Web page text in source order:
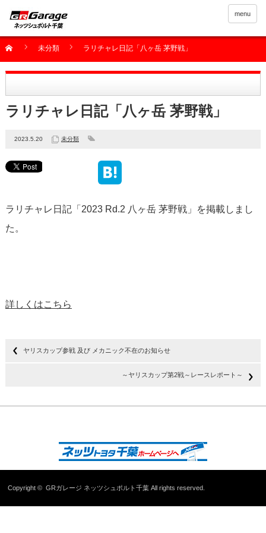
menu
未分類 ラリチャレ日記「八ヶ岳 茅野戦」
ラリチャレ日記「八ヶ岳 茅野戦」
2023.5.20 未分類
ラリチャレ日記「2023 Rd.2 八ヶ岳 茅野戦」を掲載しまし
た。
詳しくはこちら
ヤリスカップ参戦 及び メカニック不在のお知らせ
～ヤリスカップ第2戦～レースレポート～
Copyright ©GRガレージ ネッツシュポルト千葉 All rights reserved.